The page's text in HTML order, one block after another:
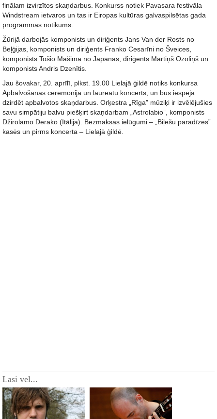
finālam izvirzītos skaņdarbus. Konkurss notiek Pavasara festivāla
Windstream ietvaros un tas ir Eiropas kultūras galvaspilsētas gada
programmas notikums.
Žūrijā darbojās komponists un diriģents Jans Van der Rosts no
Beļģijas, komponists un diriģents Franko Cesarīni no Šveices,
komponists Tošio Mašima no Japānas, diriģents Mārtiņš Ozoliņš un
komponists Andris Dzenītis.
Jau šovakar, 20. aprīlī, plkst. 19.00 Lielajā ģildē notiks konkursa
Apbalvošanas ceremonija un laureātu koncerts, un būs iespēja
dzirdēt apbalvotos skaņdarbus. Orķestra „Rīga” mūziķi ir izvēlējušies
savu simpātiju balvu piešķirt skaņdarbam „Astrolabio”, komponists
Džirolamo Derako (Itālija). Bezmaksas ielūgumi – „Biļešu paradīzes”
kasēs un pirms koncerta – Lielajā ģildē.
Lasi vēl...